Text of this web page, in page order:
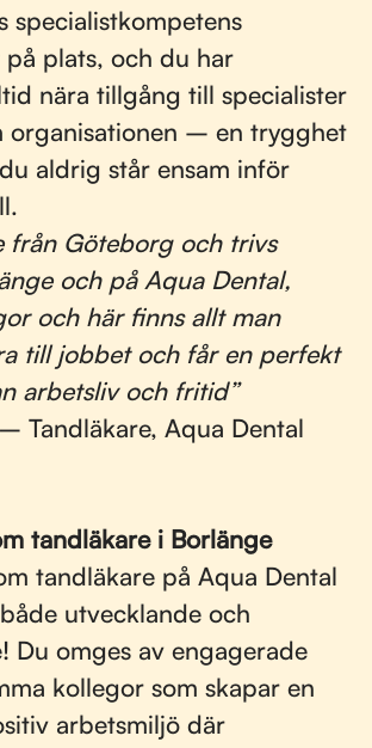
specialistkompetens
plats, och du har
nära tillgång till specialister
organisationen – en trygghet
aldrig står ensam inför
från Göteborg och trivs
och på Aqua Dental,
och här finns allt man
till jobbet och får en perfekt
arbetsliv och fritid”
Tandläkare, Aqua Dental
tandläkare i Borlänge
tandläkare på Aqua Dental
utvecklande och
Du omges av engagerade
kollegor som skapar en
arbetsmiljö där